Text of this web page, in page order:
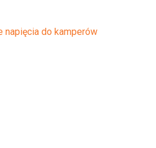
napięcia do kamperów